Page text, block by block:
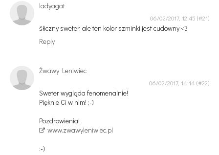
ladyagat
06/02/2017, 12:45
śłiczny sweter, ale ten kolor szminki jest cudowny <3
Reply
Żwawy Leniwiec
06/02/2017, 14:14
Sweter wygląda fenomenalnie!
Pięknie Ci w nim! ;-)
Pozdrowienia!
www.zwawyleniwiec.pl
:-)